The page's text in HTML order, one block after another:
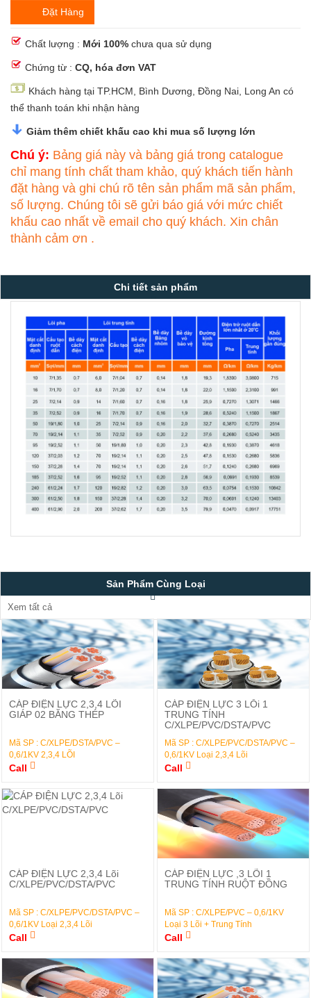
Đặt Hàng
Chất lượng : Mới 100% chưa qua sử dụng
Chứng từ : CQ, hóa đơn VAT
Khách hàng tại TP.HCM, Bình Dương, Đồng Nai, Long An có
thể thanh toán khi nhận hàng
Giảm thêm chiết khấu cao khi mua số lượng lớn
Chú ý: Bảng giá này và bảng giá trong catalogue
chỉ mang tính chất tham khảo, quý khách tiến hành
đặt hàng và ghi chú rõ tên sản phẩm mã sản phẩm,
số lượng. Chúng tôi sẽ gửi báo giá với mức chiết
khấu cao nhất về email cho quý khách. Xin chân
thành cảm ơn .
Chi tiết sản phẩm
Sản Phẩm Cùng Loại
Xem tất cả
Đặt Hàng
CÁP ĐIỆN LỰC 2,3,4 LÕI
GIÁP 02 BĂNG THÉP
Mã SP : C/XLPE/DSTA/PVC –
0,6/1KV 2,3,4 LÕI
Call
Đặt Hàng
CÁP ĐIỆN LỰC 3 LỖi 1
TRUNG TÍNH
C/XLPE/PVC/DSTA/PVC
Mã SP : C/XLPE/PVC/DSTA/PVC –
0,6/1KV Loại 2,3,4 Lõi
Call
Đặt Hàng
CÁP ĐIỆN LỰC 2,3,4 Lõi
C/XLPE/PVC/DSTA/PVC
Mã SP : C/XLPE/PVC/DSTA/PVC –
0,6/1KV Loại 2,3,4 Lõi
Call
Đặt Hàng
CÁP ĐIỆN LỰC ,3 LÕI 1
TRUNG TÍNH RUỘT ĐỒNG
Mã SP : C/XLPE/PVC – 0,6/1KV
Loại 3 Lõi + Trung Tính
Call